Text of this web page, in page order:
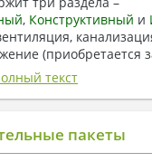
, Конструктивный и
(приобретается
записка.
раздел:
данные по проекту
текст
пакеты